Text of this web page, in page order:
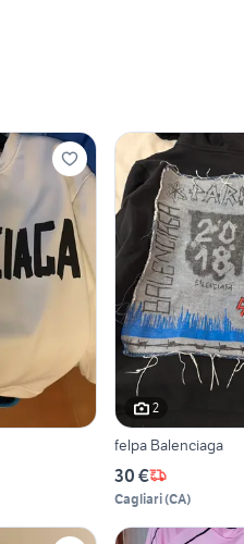
2
felpa Balenciaga
30 €
Cagliari(CA)